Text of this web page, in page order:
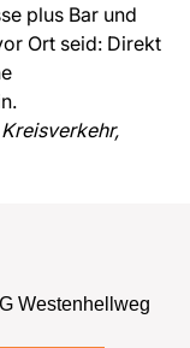
plus Bar und
Ort seid: Direkt
Westenhellweg